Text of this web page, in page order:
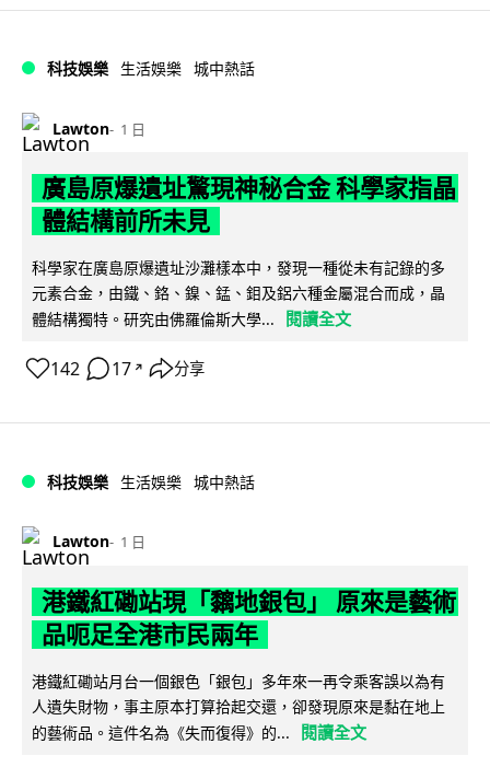
科技娛樂 生活娛樂 城中熱話
Lawton 1 日
廣島原爆遺址驚現神秘合金 科學家指晶
體結構前所未見
科學家在廣島原爆遺址沙灘樣本中，發現一種從未有記錄的多
元素合金，由鐵、鉻、鎳、錳、鉬及鋁六種金屬混合而成，晶
體結構獨特。研究由佛羅倫斯大學...
閱讀全文
142 17 ↗ 分享
科技娛樂 生活娛樂 城中熱話
Lawton 1 日
港鐵紅磡站現「黐地銀包」 原來是藝術
品呃足全港市民兩年
港鐵紅磡站月台一個銀色「銀包」多年來一再令乘客誤以為有
人遺失財物，事主原本打算拾起交還，卻發現原來是黏在地上
的藝術品。這件名為《失而復得》的...
閱讀全文